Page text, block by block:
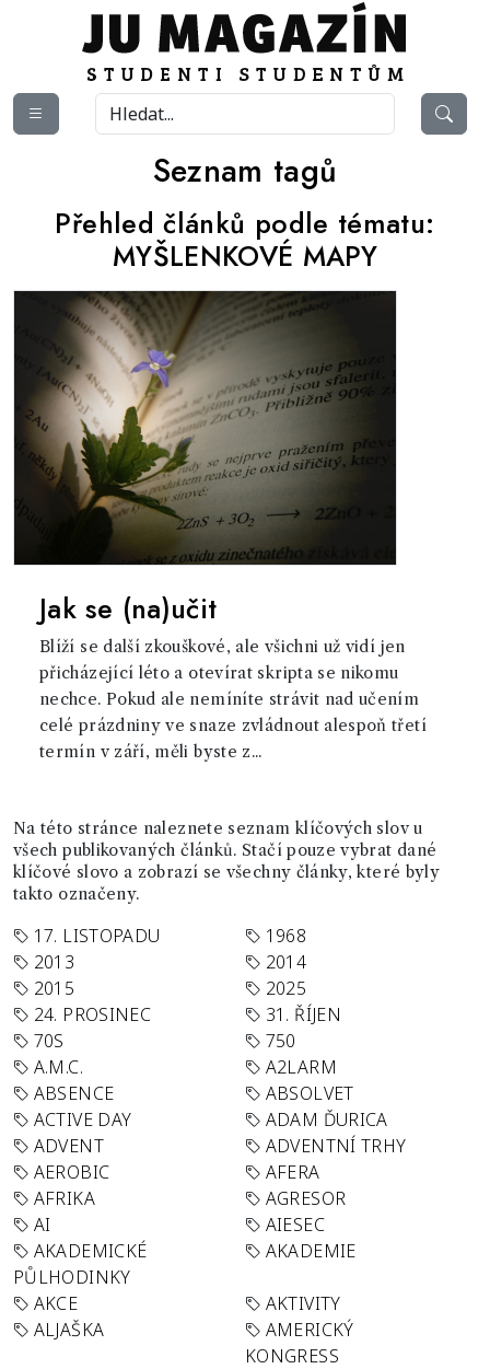
Seznam tagů
Přehled článků podle tématu:
MYŠLENKOVÉ MAPY
Jak se (na)učit
Blíží se další zkouškové, ale všichni už vidí jen
přicházející léto a otevírat skripta se nikomu
nechce. Pokud ale nemíníte strávit nad učením
celé prázdniny ve snaze zvládnout alespoň třetí
termín v září, měli byste z...
Na této stránce naleznete seznam klíčových slov u
všech publikovaných článků. Stačí pouze vybrat dané
klíčové slovo a zobrazí se všechny články, které byly
takto označeny.
17. LISTOPADU
1968
2013
2014
2015
2025
24. PROSINEC
31. ŘÍJEN
70S
750
A.M.C.
A2LARM
ABSENCE
ABSOLVET
ACTIVE DAY
ADAM ĎURICA
ADVENT
ADVENTNÍ TRHY
AEROBIC
AFERA
AFRIKA
AGRESOR
AI
AIESEC
AKADEMICKÉ
PŮLHODINKY
AKADEMIE
AKCE
AKTIVITY
ALJAŠKA
AMERICKÝ
KONGRESS